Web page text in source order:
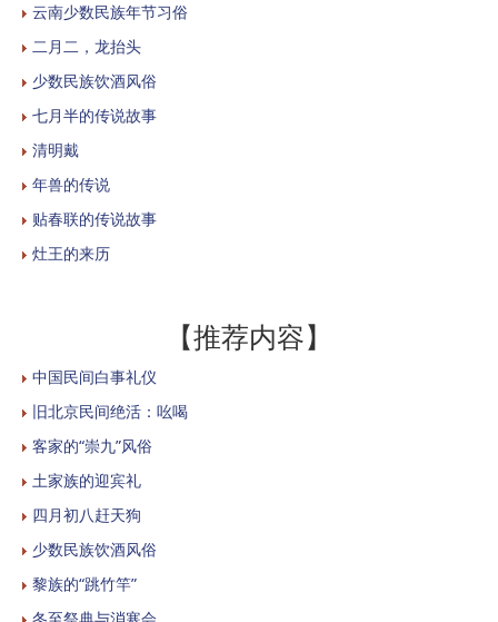
云南少数民族年节习俗
二月二，龙抬头
少数民族饮酒风俗
七月半的传说故事
清明戴
年兽的传说
贴春联的传说故事
灶王的来历
【推荐内容】
中国民间白事礼仪
旧北京民间绝活：吆喝
客家的“崇九”风俗
土家族的迎宾礼
四月初八赶天狗
少数民族饮酒风俗
黎族的“跳竹竿”